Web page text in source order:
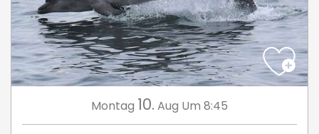
Montag 10. Aug Um 8:45